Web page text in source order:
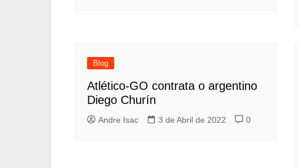
Blog
Atlético-GO contrata o argentino
Diego Churín
Andre Isac 3 de Abril de 2022 0